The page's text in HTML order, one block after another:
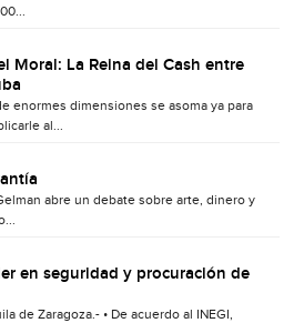
Moral: La Reina del Cash entre
enormes dimensiones se asoma ya para
al...
abre un debate sobre arte, dinero y
en seguridad y procuración de
de Zaragoza.- • De acuerdo al INEGI,